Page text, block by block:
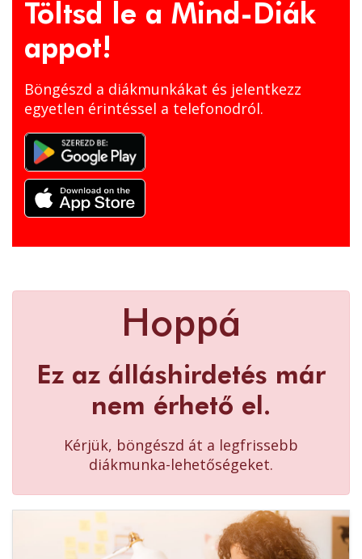
Töltsd le a Mind-Diák
appot!
Böngészd a diákmunkákat és jelentkezz
egyetlen érintéssel a telefonodról.
Hoppá
Ez az álláshirdetés már
nem érhető el.
Kérjük, böngészd át a legfrissebb
diákmunka-lehetőségeket.